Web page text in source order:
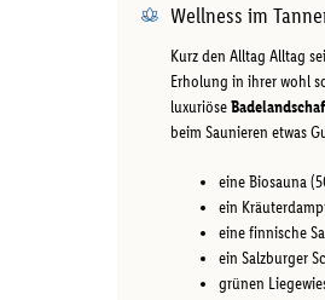
Wellness im
Kurz den Alltag Alltag
Erholung in ihrer wohl
luxuriöse
beim Saunieren etwas
eine Biosauna
ein
eine finnische
ein Salzburger
grünen